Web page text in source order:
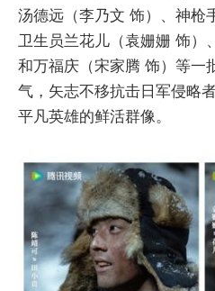
汤德远（李乃文 饰）、神枪
卫生员兰花儿（袁姗姗 饰）
和万福庆（宋家腾 饰）等一
气，矢志不移抗击日军侵略
平凡英雄的鲜活群像。